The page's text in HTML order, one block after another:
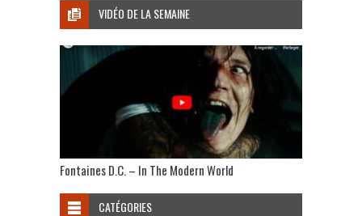
VIDÉO DE LA SEMAINE
Fontaines D.C. – In The Modern World
CATÉGORIES